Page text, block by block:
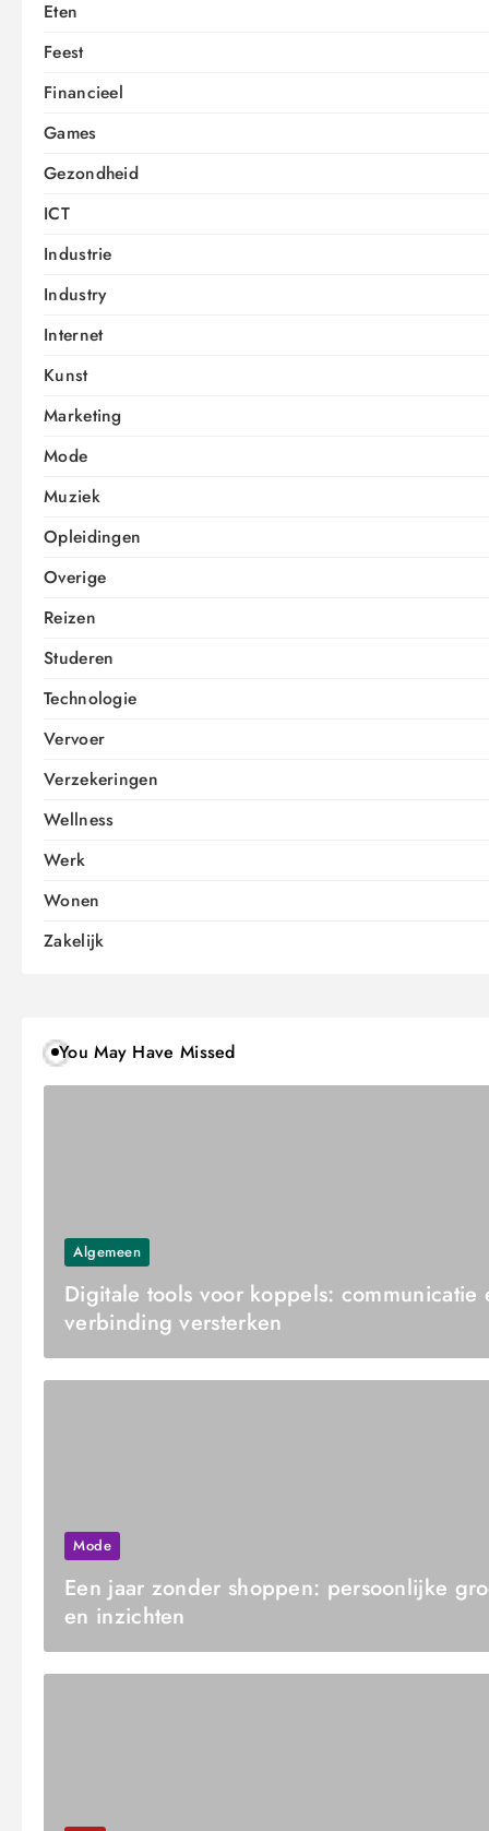
Eten
Feest
Financieel
Games
Gezondheid
ICT
Industrie
Industry
Internet
Kunst
Marketing
Mode
Muziek
Opleidingen
Overige
Reizen
Studeren
Technologie
Vervoer
Verzekeringen
Wellness
Werk
Wonen
Zakelijk
You May Have Missed
Algemeen
Digitale tools voor koppels: communicatie
verbinding versterken
Mode
Een jaar zonder shoppen: persoonlijke
en inzichten